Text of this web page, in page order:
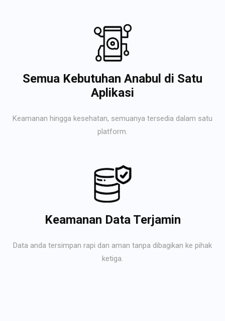
Semua Kebutuhan Anabul di Satu
Aplikasi
Keamanan hingga kesehatan, semuanya tersedia dalam satu
platform.
Keamanan Data Terjamin
Data anda tersimpan rapi dan aman tanpa dibagikan ke pihak
ketiga.